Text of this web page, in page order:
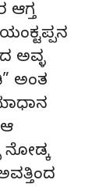
ಆಗ್ತ
ಅವ್ಳ
ಅಂತ
ಆ
ನೋಡ್ಕ